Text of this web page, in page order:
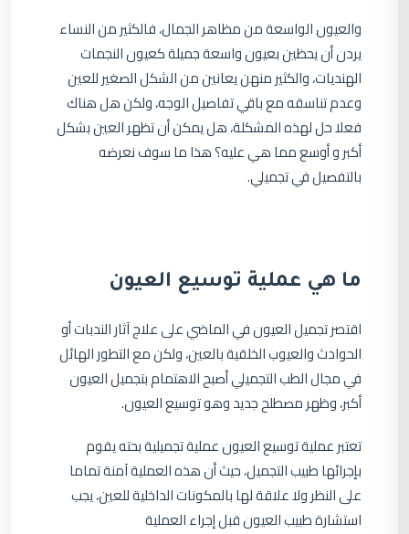
والعيون الواسعة من مظاهر الجمال، فالكثير من النساء
يردن أن يحظين بعيون واسعة جميلة كعيون النجمات
الهنديات، والكثير منهن يعانين من الشكل الصغير للعين
وعدم تناسقه مع باقي تفاصيل الوجه، ولكن هل هناك
فعلا حل لهذه المشكلة، هل يمكن أن تظهر العين بشكل
أكبر و أوسع مما هي عليه؟ هذا ما سوف نعرضه
بالتفصيل في تجميلي.
ما هي عملية توسيع العيون
اقتصر تجميل العيون في الماضي على علاج آثار الندبات أو
الحوادث والعيوب الخلقية بالعين، ولكن مع التطور الهائل
في مجال الطب التجميلي أصبح الاهتمام بتجميل العيون
أكبر، وظهر مصطلح جديد وهو توسيع العيون.
تعتبر عملية توسيع العيون عملية تجميلية بحته يقوم
بإجرائها طبيب التجميل، حيث أن هذه العملية آمنة تماما
على النظر ولا علاقة لها بالمكونات الداخلية للعين، يجب
استشارة طبيب العيون قبل إجراء العملية